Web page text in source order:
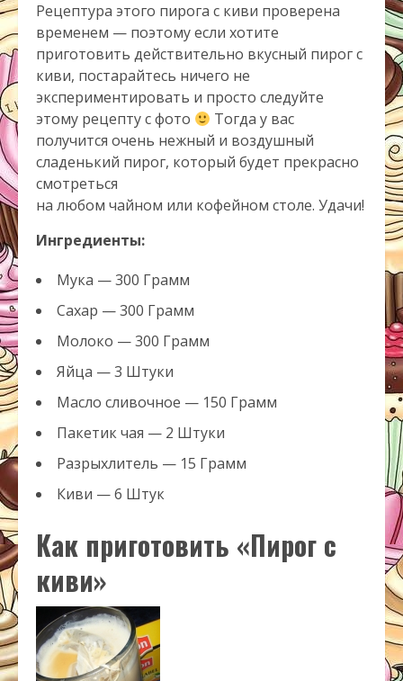
Рецептура этого пирога с киви проверена
временем — поэтому если хотите
приготовить действительно вкусный пирог с
киви, постарайтесь ничего не
экспериментировать и просто следуйте
этому рецепту с фото
Тогда у вас
получится очень нежный и воздушный
сладенький пирог, который будет прекрасно
смотреться
на любом чайном или кофейном столе. Удачи!
Ингредиенты:
Мука — 300 Грамм
Сахар — 300 Грамм
Молоко — 300 Грамм
Яйца — 3 Штуки
Масло сливочное — 150 Грамм
Пакетик чая — 2 Штуки
Разрыхлитель — 15 Грамм
Киви — 6 Штук
Как приготовить «Пирог с
киви»